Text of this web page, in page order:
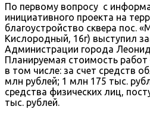
По первому вопросу с
инициативного проекта на
благоустройство сквера
Кислородный, 16г) выступил
Администрации города
Планируемая стоимость
в том числе: за счет средств
млн рублей; 1 млн 175 тыс.
средства физических лиц,
тыс. рублей.